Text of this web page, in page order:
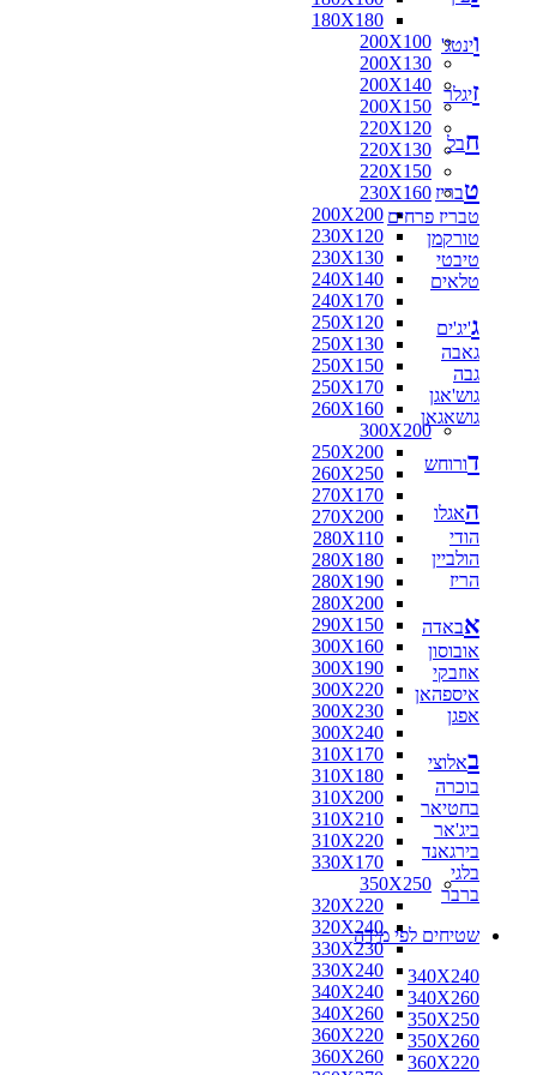
180X180
200X100
200X130
200X140
200X150
220X120
220X130
220X150
230X160
200X200
230X120
230X130
240X140
240X170
250X120
250X130
250X150
250X170
260X160
300X200
250X200
260X250
270X170
270X200
280X110
280X180
280X190
280X200
290X150
300X160
300X190
300X220
300X230
300X240
310X170
310X180
310X200
310X210
310X220
330X170
350X250
320X220
320X240
330X230
330X240
340X240
340X260
360X220
360X260
וינטג'
זיגלר
חבל
טבריז
טבריז פרחים
טורקמן
טיבטי
טלאים
ג'יג'ים
גאבה
גבה
גוש'אגן
גושאגאן
דורוחש
האגלו
הודי
הולביין
הריז
אבאדה
אובוסון
אוזבקי
איספהאן
אפגן
באלוצי
בוכרה
בחטיאר
ביג'אר
בירגאנד
בלגי
ברבר
שטיחים לפי מידה
340X240
340X260
350X250
350X260
360X220